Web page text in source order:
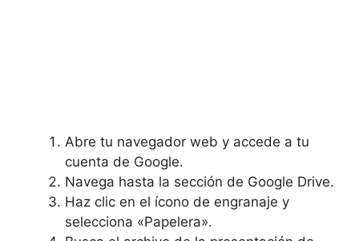
Abre tu navegador web y accede a tu
cuenta de Google.
Navega hasta la sección de Google Drive.
Haz clic ‌en⁣ el ícono de engranaje y
selecciona «Papelera».